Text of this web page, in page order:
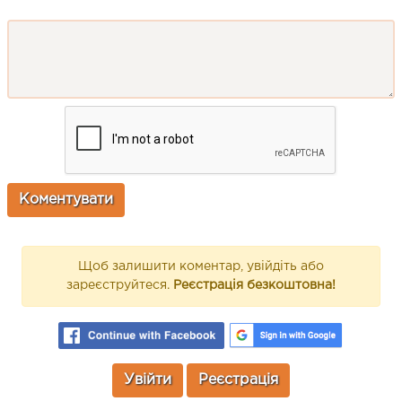
Щоб залишити коментар, увійдіть або
зареєструйтеся. Реєстрація безкоштовна!
Увійти Реєстрація